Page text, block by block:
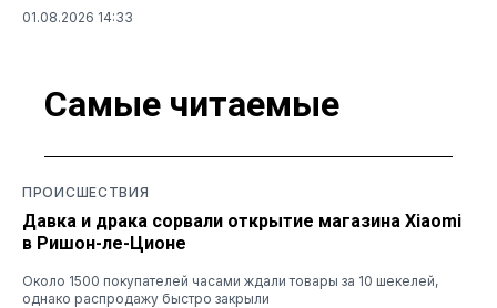
01.08.2026 14:33
Самые читаемые
ПРОИСШЕСТВИЯ
Давка и драка сорвали открытие магазина Xiaomi
в Ришон-ле-Ционе
Около 1500 покупателей часами ждали товары за 10 шекелей,
однако распродажу быстро закрыли